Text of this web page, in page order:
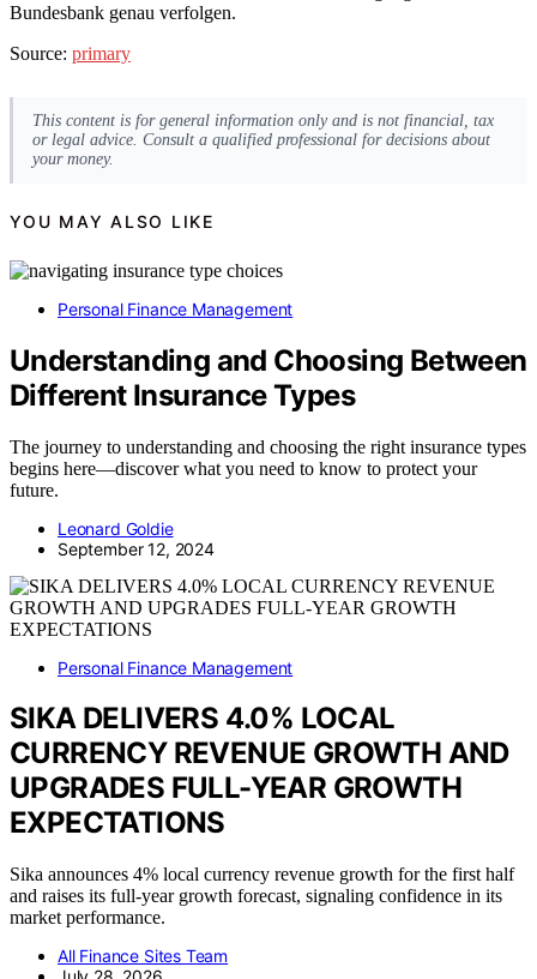
Bundesbank genau verfolgen.
Source: primary
This content is for general information only and is not financial, tax
or legal advice. Consult a qualified professional for decisions about
your money.
YOU MAY ALSO LIKE
Personal Finance Management
Understanding and Choosing Between
Different Insurance Types
The journey to understanding and choosing the right insurance types
begins here—discover what you need to know to protect your
future.
Leonard Goldie
September 12, 2024
Personal Finance Management
SIKA DELIVERS 4.0% LOCAL
CURRENCY REVENUE GROWTH AND
UPGRADES FULL-YEAR GROWTH
EXPECTATIONS
Sika announces 4% local currency revenue growth for the first half
and raises its full-year growth forecast, signaling confidence in its
market performance.
All Finance Sites Team